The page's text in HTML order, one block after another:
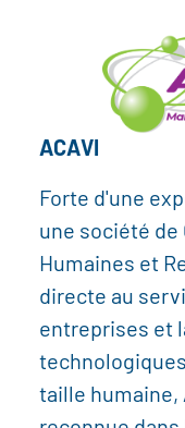
ACAVI
Forte d'une
une société de
Humaines et
directe au
entreprises et
taille humaine,